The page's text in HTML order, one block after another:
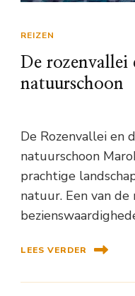
REIZEN
De rozenvallei
natuurschoon
De Rozenvallei en
natuurschoon
prachtige
natuur. Een van
LEES VERDER